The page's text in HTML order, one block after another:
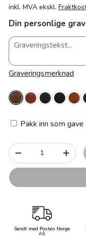
inkl. MVA ekskl.
Din personlige
Graveringsmerknad
Pakk inn som
Antall
-
+
Sendt med Posten Norge
AS